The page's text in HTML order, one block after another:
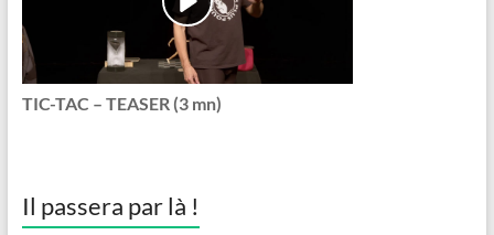
TIC-TAC – TEASER (3 mn)
Il passera par là !